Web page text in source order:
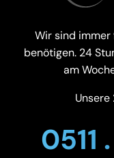
Wir sind immer
benötigen. 24
am
Unsere
0511